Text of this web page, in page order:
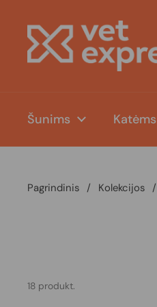
Šunims Katėms
Pagrindinis / Kolekcijos /
18 produkt.